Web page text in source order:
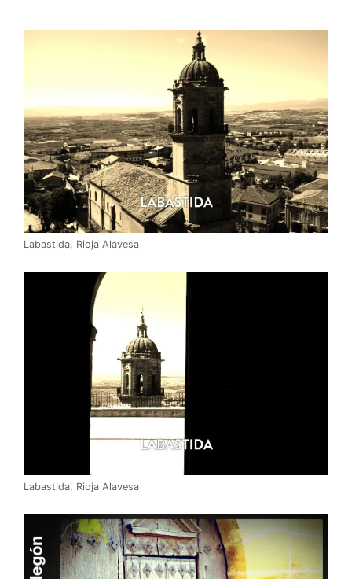
Labastida, Rioja Alavesa
Labastida, Rioja Alavesa